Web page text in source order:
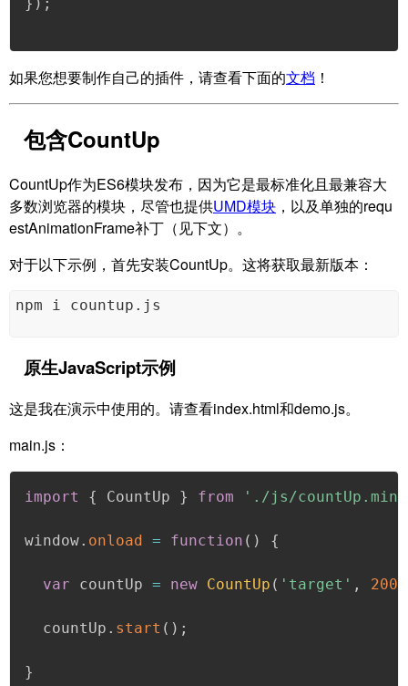
} ) ;
如果您想要制作自己的插件，请查看下面的文档 ！
包含CountUp
CountUp作为ES6模块发布，因为它是最标准化且最兼容大
多数浏览器的模块，尽管也提供UMD模块 ，以及单独的requ
estAnimationFrame补丁（见下文）。
对于以下示例，首先安装CountUp。这将获取最新版本：
npm i countup.js
原生JavaScript示例
这是我在演示中使用的。请查看index.html和demo.js。
main.js：
import { CountUp } from './js/
window. onload = function ( ) {
var countUp = new CountUp ( 'target' , 2000
  countUp
. start ( ) ;
}